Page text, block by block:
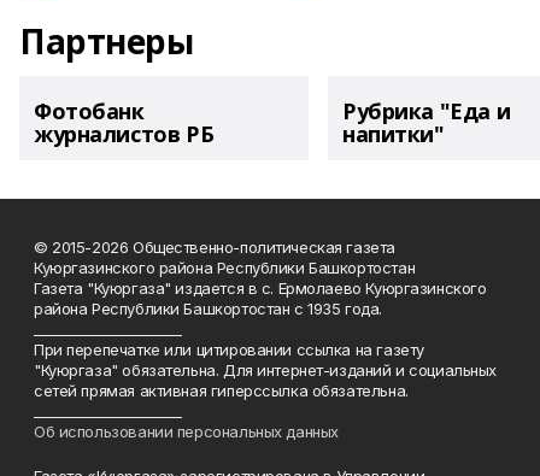
Партнеры
Фотобанк
журналистов РБ
Рубрика "Еда и
напитки"
© 2015-2026 Общественно-политическая газета
Куюргазинского района Республики Башкортостан
Газета "Куюргаза" издается в с. Ермолаево Куюргазинского
района Республики Башкортостан с 1935 года.
При перепечатке или цитировании ссылка на газету
"Куюргаза" обязательна. Для интернет-изданий и социальных
сетей прямая активная гиперссылка обязательна.
Об использовании персональных данных